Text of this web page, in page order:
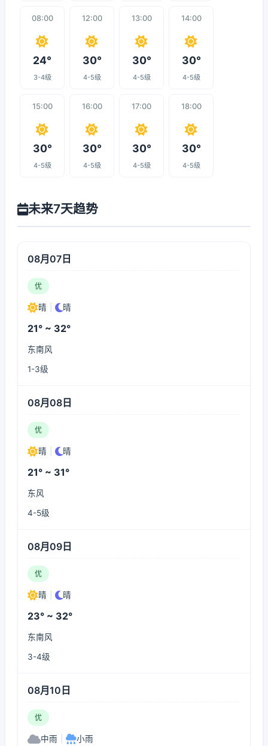
08:00
24°
3-4级
12:00
30°
4-5级
13:00
30°
4-5级
14:00
30°
4-5级
15:00
30°
4-5级
16:00
30°
4-5级
17:00
30°
4-5级
18:00
30°
4-5级
未来7天趋势
08月07日
优
晴 晴
21° ~ 32°
东南风
1-3级
08月08日
优
晴 晴
21° ~ 31°
东风
4-5级
08月09日
优
晴 晴
23° ~ 32°
东南风
3-4级
08月10日
优
中雨 小雨